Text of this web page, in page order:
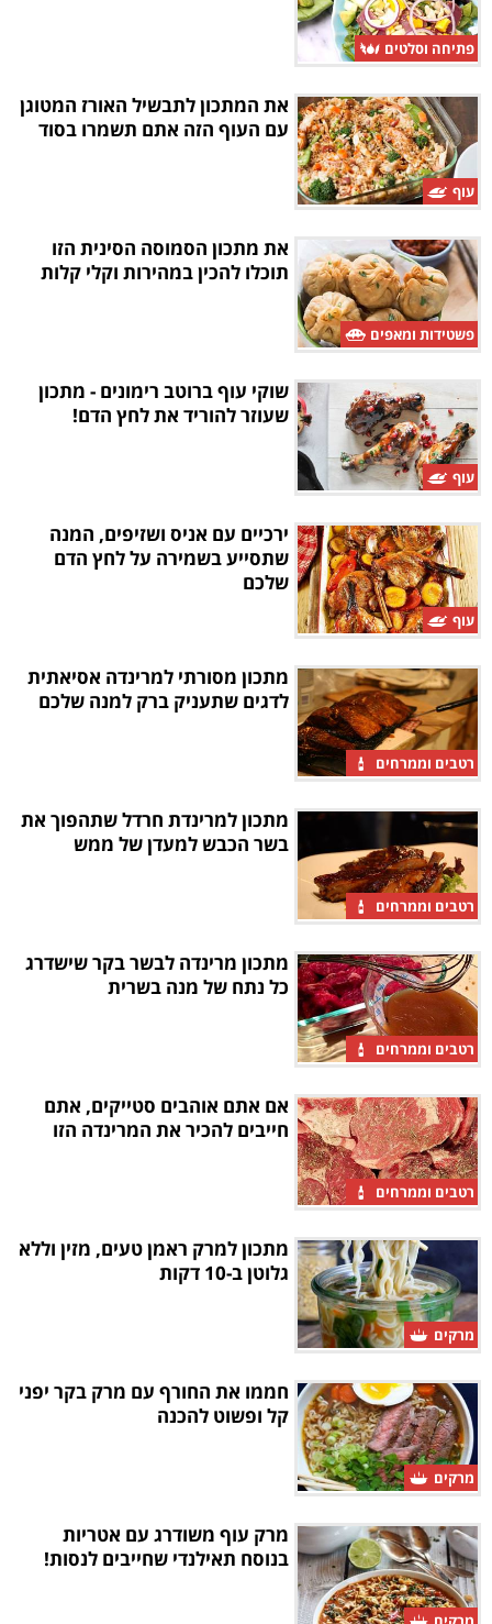
פתיחה וסלטים
עוף
את המתכון לתבשיל האורז המטוגן
עם העוף הזה אתם תשמרו בסוד
פשטידות ומאפים
את מתכון הסמוסה הסינית הזו
תוכלו להכין במהירות וקלי קלות
עוף
שוקי עוף ברוטב רימונים - מתכון
שעוזר להוריד את לחץ הדם!
עוף
ירכיים עם אניס ושזיפים, המנה
שתסייע בשמירה על לחץ הדם
שלכם
רטבים וממרחים
מתכון מסורתי למרינדה אסיאתית
לדגים שתעניק ברק למנה שלכם
רטבים וממרחים
מתכון למרינדת חרדל שתהפוך את
בשר הכבש למעדן של ממש
רטבים וממרחים
מתכון מרינדה לבשר בקר שישדרג
כל נתח של מנה בשרית
רטבים וממרחים
אם אתם אוהבים סטייקים, אתם
חייבים להכיר את המרינדה הזו
מרקים
מתכון למרק ראמן טעים, מזין וללא
גלוטן ב-10 דקות
מרקים
חממו את החורף עם מרק בקר יפני
קל ופשוט להכנה
מרק עוף משודרג עם אטריות
בנוסח תאילנדי שחייבים לנסות!